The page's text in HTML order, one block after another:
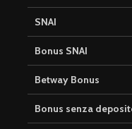
SNAI
Bonus SNAI
Betway Bonus
Bonus senza